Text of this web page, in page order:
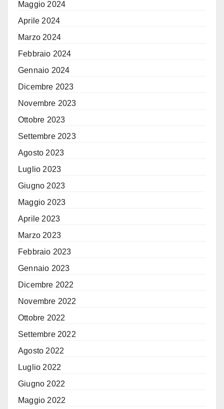
Maggio 2024
Aprile 2024
Marzo 2024
Febbraio 2024
Gennaio 2024
Dicembre 2023
Novembre 2023
Ottobre 2023
Settembre 2023
Agosto 2023
Luglio 2023
Giugno 2023
Maggio 2023
Aprile 2023
Marzo 2023
Febbraio 2023
Gennaio 2023
Dicembre 2022
Novembre 2022
Ottobre 2022
Settembre 2022
Agosto 2022
Luglio 2022
Giugno 2022
Maggio 2022